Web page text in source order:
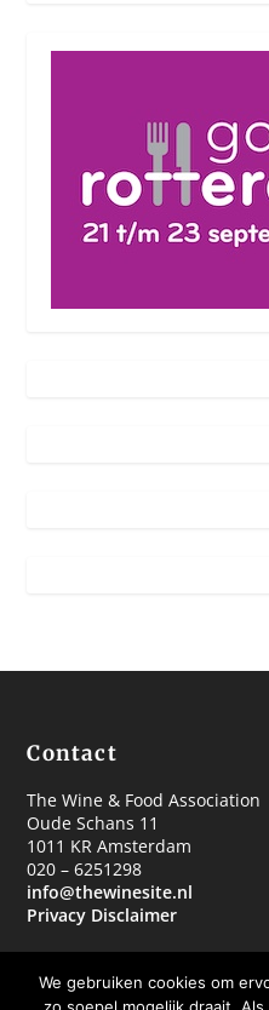
Contact
The Wine & Food Association
Oude Schans 11
1011 KR Amsterdam
020 – 6251298
info@thewinesite.nl
Privacy Disclaimer
We gebruiken cookies om